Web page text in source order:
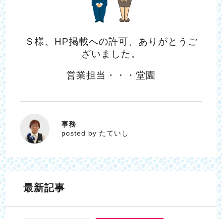
Ｓ様、HP掲載への許可、ありがとうご
ざいました。
営業担当・・・堂園
たていし
事務
posted by たていし
最新記事